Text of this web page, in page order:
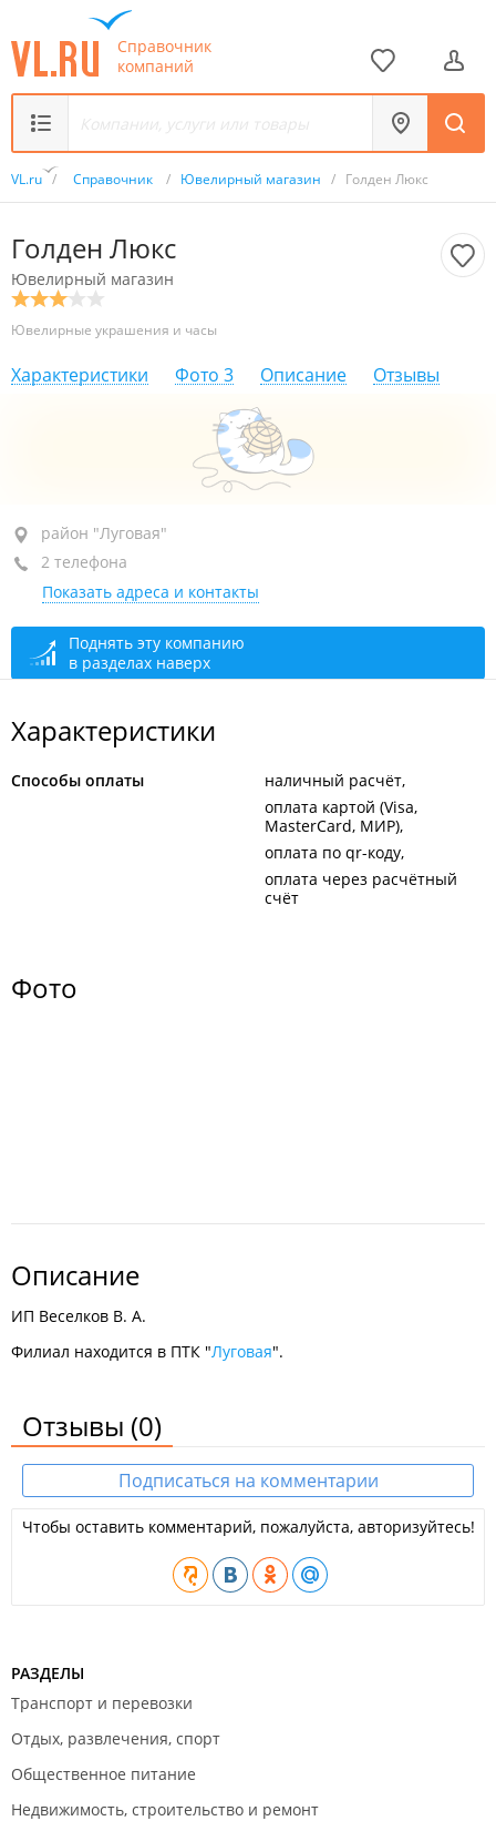
Справочник
компаний
VL.ru / Справочник / Ювелирный магазин / Голден Люкс
Голден Люкс
Ювелирный магазин
Ювелирные украшения и часы
Характеристики Фото 3 Описание Отзывы
район "Луговая", ул. Луговая, 21А
ПТК "Луговая", 3-й этаж, пав. 345, 4-й этаж, пав. 494, 423
+7 914 069-03-76
+7 914 971-05-93
закрыто, откроется в 10:00
район "Луговая"
2 телефона
Показать адреса и контакты
Поднять эту компанию
в разделах наверх
Характеристики
Способы оплаты
наличный расчёт
оплата картой (Visa,
MasterCard, МИР)
оплата по qr-коду
оплата через расчётный
счёт
Фото
Описание
ИП Веселков В. А.
Филиал находится в ПТК "Луговая".
Отзывы (0)
Подписаться на комментарии
Чтобы оставить комментарий, пожалуйста, авторизуйтесь!
РАЗДЕЛЫ
Транспорт и перевозки
Отдых, развлечения, спорт
Общественное питание
Недвижимость, строительство и ремонт